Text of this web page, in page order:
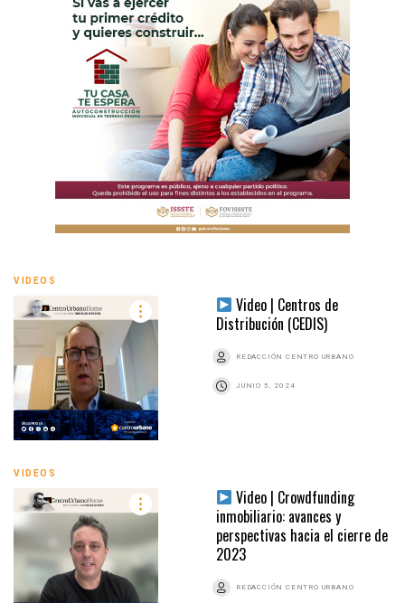
VIDEOS
Video | Centros de
Distribución (CEDIS)
REDACCIÓN CENTRO URBANO
JUNIO 5, 2024
VIDEOS
Video | Crowdfunding
inmobiliario: avances y
perspectivas hacia el cierre de
2023
REDACCIÓN CENTRO URBANO